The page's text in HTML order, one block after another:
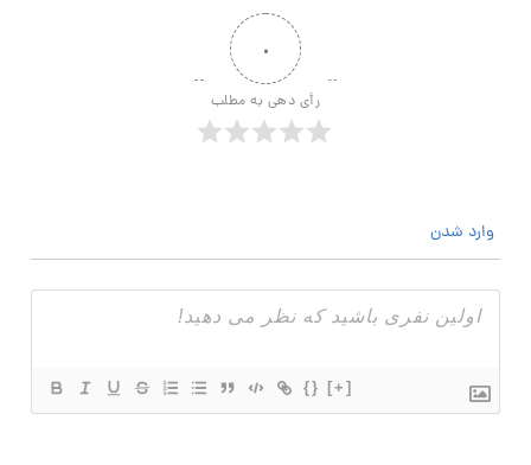
۰
رأی دهی به مطلب
وارد شدن
{} [+]